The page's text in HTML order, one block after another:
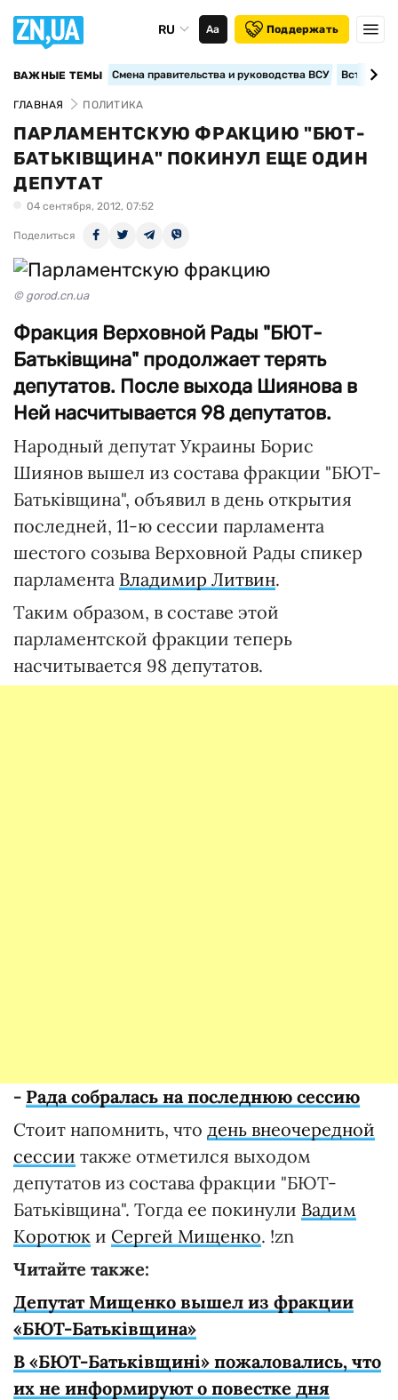
RU Аа Поддержать
ВАЖНЫЕ ТЕМЫ Смена правительства и руководства ВСУ
ГЛАВНАЯ ПОЛИТИКА
ПАРЛАМЕНТСКУЮ ФРАКЦИЮ "БЮТ-
БАТЬКІВЩИНА" ПОКИНУЛ ЕЩЕ ОДИН
ДЕПУТАТ
04 сентября, 2012, 07:52
Поделиться
© gorod.cn.ua
Фракция Верховной Рады "БЮТ-
Батьківщина" продолжает терять
депутатов. После выхода Шиянова в
Ней насчитывается 98 депутатов.
Народный депутат Украины Борис
Шиянов вышел из состава фракции "БЮТ-
Батьківщина", объявил в день открытия
последней, 11-ю сессии парламента
шестого созыва Верховной Рады спикер
парламента Владимир Литвин.
Таким образом, в составе этой
парламентской фракции теперь
насчитывается 98 депутатов.
- Рада собралась на последнюю сессию
Стоит напомнить, что день внеочередной
сессии также отметился выходом
депутатов из состава фракции "БЮТ-
Батьківщина". Тогда ее покинули Вадим
Коротюк и Сергей Мищенко. !zn
Читайте также:
Депутат Мищенко вышел из фракции
«БЮТ-Батьківщина»
В «БЮТ-Батьківщині» пожаловались, что
их не информируют о повестке дня